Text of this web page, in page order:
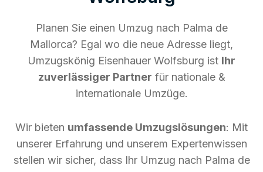
Planen Sie einen Umzug nach Palma de
Mallorca? Egal wo die neue Adresse liegt,
Umzugskönig Eisenhauer Wolfsburg ist Ihr
zuverlässiger Partner für nationale &
internationale Umzüge.
Wir bieten umfassende Umzugslösungen: Mit
unserer Erfahrung und unserem Expertenwissen
stellen wir sicher, dass Ihr Umzug nach Palma de